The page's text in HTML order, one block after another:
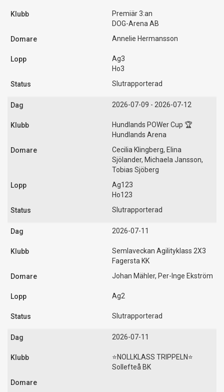
Premiär 3:an
DOG-Arena AB
Annelie Hermansson
Ag3
Ho3
Slutrapporterad
2026-07-09 - 2026-07-12
Hundlands POWer Cup 🏆
Hundlands Arena
Cecilia Klingberg, Elina
Sjölander, Michaela Jansson,
Tobias Sjöberg
Ag123
Ho123
Slutrapporterad
2026-07-11
Semlaveckan Agilityklass 2X3
Fagersta KK
Johan Mähler, Per-Inge Ekström
Ag2
Slutrapporterad
2026-07-11
⭐️NOLLKLASS TRIPPELN⭐️
Sollefteå BK